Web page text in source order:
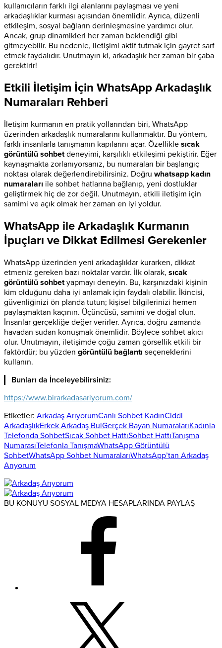
kullanıcıların farklı ilgi alanlarını paylaşması ve yeni
arkadaşlıklar kurması açısından önemlidir. Ayrıca, düzenli
etkileşim, sosyal bağların derinleşmesine yardımcı olur.
Ancak, grup dinamikleri her zaman beklendiği gibi
gitmeyebilir. Bu nedenle, iletişimi aktif tutmak için gayret sarf
etmek faydalıdır. Unutmayın ki, arkadaşlık her zaman bir çaba
gerektirir!
Etkili İletişim İçin WhatsApp Arkadaşlık
Numaraları Rehberi
İletişim kurmanın en pratik yollarından biri, WhatsApp
üzerinden arkadaşlık numaralarını kullanmaktır. Bu yöntem,
farklı insanlarla tanışmanın kapılarını açar. Özellikle sıcak
görüntülü sohbetdeneyimi, karşılıklı etkileşimi pekiştirir. Eğer
kaynaşmakta zorlanıyorsanız, bu numaraları bir başlangıç
noktası olarak değerlendirebilirsiniz. Doğru whatsapp kadın
numaraları ile sohbet hatlarına bağlanıp, yeni dostluklar
geliştirmek hiç de zor değil. Unutmayın, etkili iletişim için
samimi ve açık olmak her zaman en iyi yoldur.
WhatsApp ile Arkadaşlık Kurmanın
İpuçları ve Dikkat Edilmesi Gerekenler
WhatsApp üzerinden yeni arkadaşlıklar kurarken, dikkat
etmeniz gereken bazı noktalar vardır. İlk olarak, sıcak
görüntülü sohbetyapmayı deneyin. Bu, karşınızdaki kişinin
kim olduğunu daha iyi anlamak için faydalı olabilir. İkincisi,
güvenliğinizi ön planda tutun; kişisel bilgilerinizi hemen
paylaşmaktan kaçının. Üçüncüsü, samimi ve doğal olun.
İnsanlar gerçekliğe değer verirler. Ayrıca, doğru zamanda
havadan sudan konuşmak önemlidir. Böylece sohbet akıcı
olur. Unutmayın, iletişimde çoğu zaman görsellik etkili bir
faktördür; bu yüzden görüntülü bağlantı seçeneklerini
kullanın.
Bunları da İnceleyebilirsiniz:
https://www.birarkadasariyorum.com/
Etiketler: Arkadaş ArıyorumCanlı Sohbet KadınCiddi
ArkadaşlıkErkek Arkadaş BulGerçek Bayan NumaralarıKadınla
Telefonda SohbetSıcak Sohbet HattıSohbet HattıTanışma
NumarasıTelefonla TanışmaWhatsApp Görüntülü
SohbetWhatsApp Sohbet NumaralarıWhatsApp’tan Arkadaş
Arıyorum
BU KONUYU SOSYAL MEDYA HESAPLARINDA PAYLAŞ